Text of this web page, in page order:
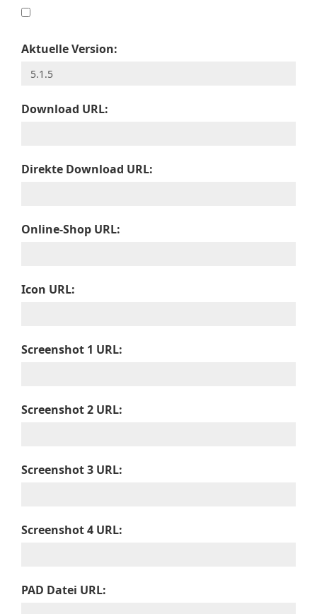
Aktuelle Version:
Download URL:
Direkte Download URL:
Online-Shop URL:
Icon URL:
Screenshot 1 URL:
Screenshot 2 URL:
Screenshot 3 URL:
Screenshot 4 URL:
PAD Datei URL: